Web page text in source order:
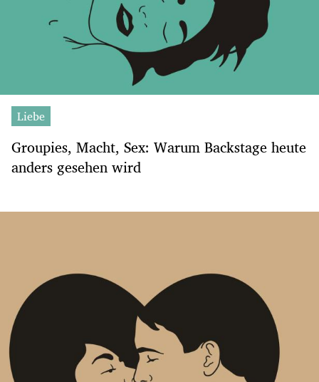
Liebe
Groupies, Macht, Sex: Warum Backstage heute
anders gesehen wird